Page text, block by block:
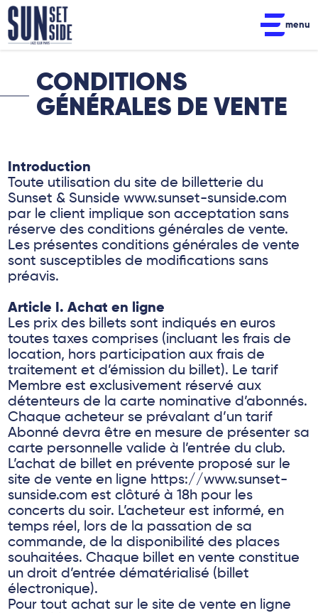
menu
CONDITIONS
GÉNÉRALES DE VENTE
Introduction
Toute utilisation du site de billetterie du
Sunset & Sunside www.sunset-sunside.com
par le client implique son acceptation sans
réserve des conditions générales de vente.
Les présentes conditions générales de vente
sont susceptibles de modifications sans
préavis.
Article I. Achat en ligne
Les prix des billets sont indiqués en euros
toutes taxes comprises (incluant les frais de
location, hors participation aux frais de
traitement et d’émission du billet). Le tarif
Membre est exclusivement réservé aux
détenteurs de la carte nominative d’abonnés.
Chaque acheteur se prévalant d’un tarif
Abonné devra être en mesure de présenter sa
carte personnelle valide à l’entrée du club.
L’achat de billet en prévente proposé sur le
site de vente en ligne https://www.sunset-
sunside.com est clôturé à 18h pour les
concerts du soir. L’acheteur est informé, en
temps réel, lors de la passation de sa
commande, de la disponibilité des places
souhaitées. Chaque billet en vente constitue
un droit d’entrée dématérialisé (billet
électronique).
Pour tout achat sur le site de vente en ligne